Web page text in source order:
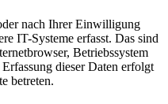
nach Ihrer Einwilligung
IT-Systeme erfasst. Das sind
Betriebssystem
dieser Daten erfolgt
betreten.